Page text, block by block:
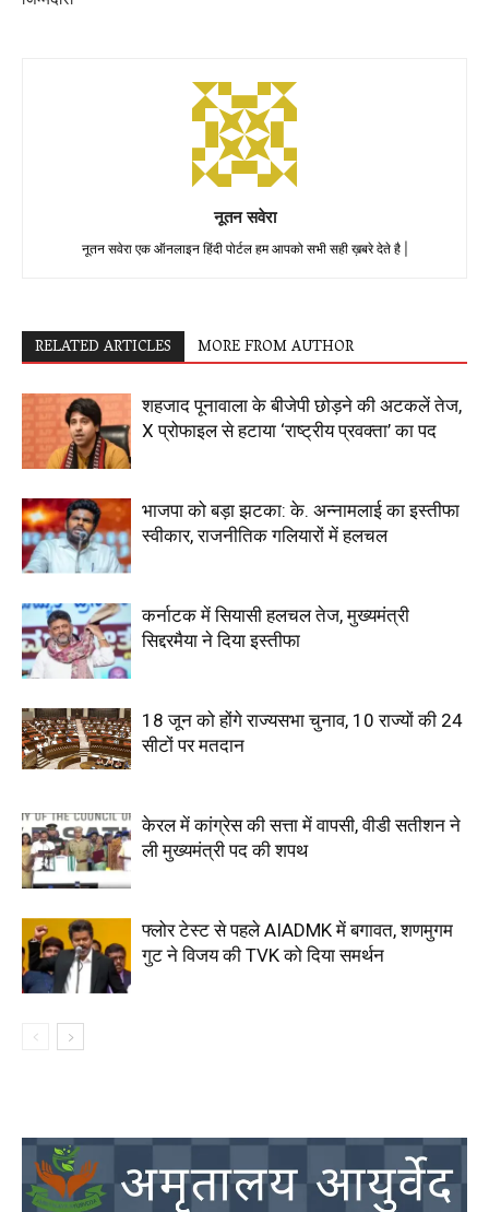
नूतन सवेरा
नूतन सवेरा एक ऑनलाइन हिंदी पोर्टल हम आपको सभी सही ख़बरे देते है |
RELATED ARTICLES MORE FROM AUTHOR
शहजाद पूनावाला के बीजेपी छोड़ने की अटकलें तेज,
X प्रोफाइल से हटाया ‘राष्ट्रीय प्रवक्ता’ का पद
भाजपा को बड़ा झटका: के. अन्नामलाई का इस्तीफा
स्वीकार, राजनीतिक गलियारों में हलचल
कर्नाटक में सियासी हलचल तेज, मुख्यमंत्री
सिद्दरमैया ने दिया इस्तीफा
18 जून को होंगे राज्यसभा चुनाव, 10 राज्यों की 24
सीटों पर मतदान
केरल में कांग्रेस की सत्ता में वापसी, वीडी सतीशन ने
ली मुख्यमंत्री पद की शपथ
फ्लोर टेस्ट से पहले AIADMK में बगावत, शणमुगम
गुट ने विजय की TVK को दिया समर्थन